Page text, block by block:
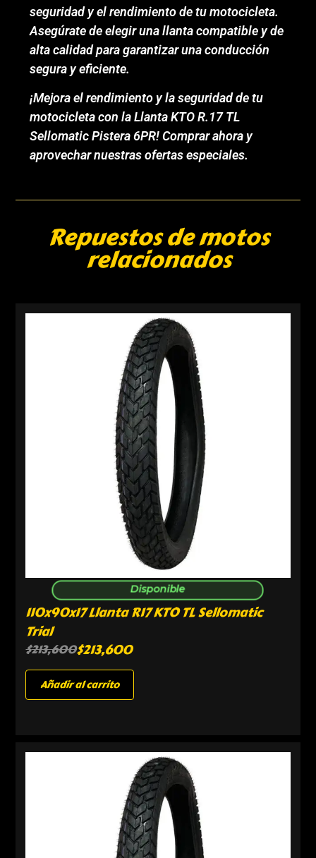
seguridad y el rendimiento de tu motocicleta.
Asegúrate de elegir una llanta compatible y de
alta calidad para garantizar una conducción
segura y eficiente.
¡Mejora el rendimiento y la seguridad de tu
motocicleta con la Llanta KTO R.17 TL
Sellomatic Pistera 6PR! Comprar ahora y
aprovechar nuestras ofertas especiales.
Repuestos de motos
relacionados
Disponible
110x90x17 Llanta R17 KTO TL Sellomatic
Trial
$213,600$213,600
Añadir al carrito